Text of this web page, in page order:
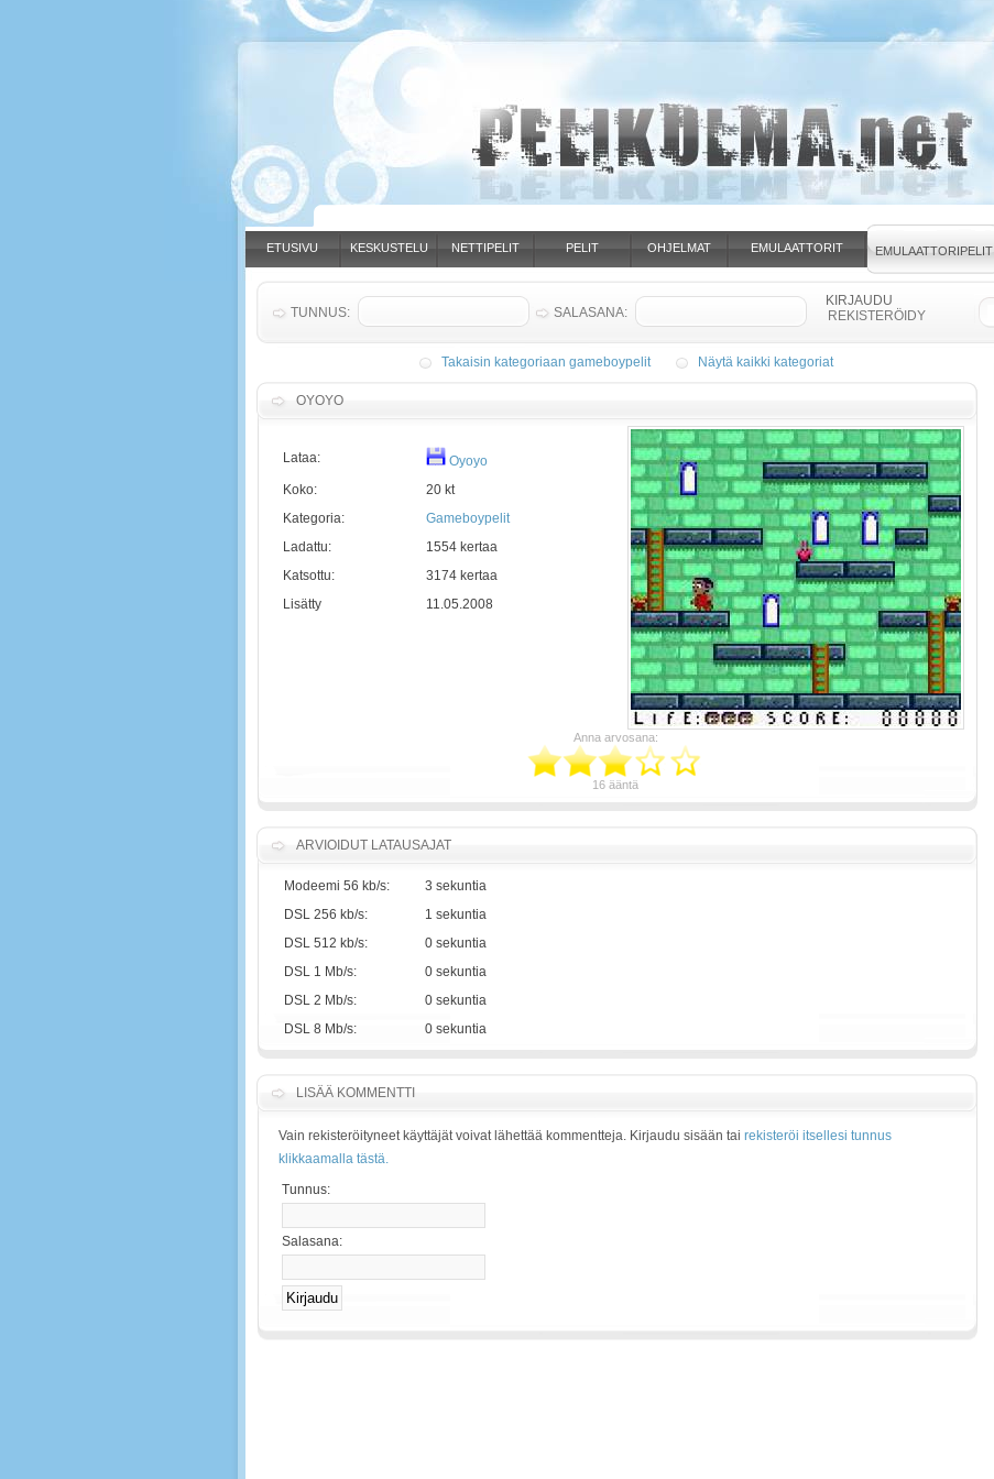
ETUSIVU KESKUSTELU NETTIPELIT PELIT OHJELMAT EMULAATTORIT EMULAATTORIPELIT
Takaisin kategoriaan gameboypelit Näytä kaikki kategoriat
OYOYO
Lataa:
Oyoyo
Koko:
20 kt
Kategoria:
Gameboypelit
Ladattu:
1554 kertaa
Katsottu:
3174 kertaa
Lisätty
11.05.2008
Anna arvosana:
16 ääntä
ARVIOIDUT LATAUSAJAT
Modeemi 56 kb/s:
3 sekuntia
DSL 256 kb/s:
1 sekuntia
DSL 512 kb/s:
0 sekuntia
DSL 1 Mb/s:
0 sekuntia
DSL 2 Mb/s:
0 sekuntia
DSL 8 Mb/s:
0 sekuntia
LISÄÄ KOMMENTTI
Vain rekisteröityneet käyttäjät voivat lähettää kommentteja. Kirjaudu sisään tai rekisteröi itsellesi tunnus
klikkaamalla tästä.
Tunnus:
Salasana:
TUNNUS: SALASANA: REKISTERÖIDY